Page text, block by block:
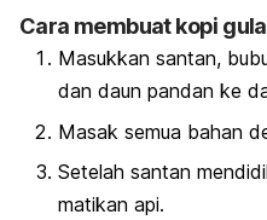
Cara membuat kopi
Masukkan santan,
dan daun pandan ke
Masak semua bahan
Setelah santan
matikan api.